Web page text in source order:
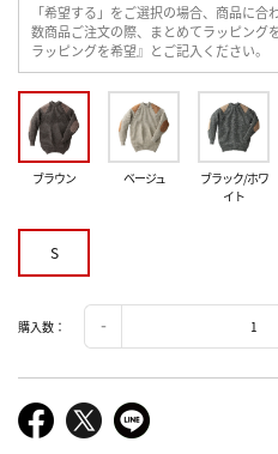
「希望する」をご選択の場合、商品に
数商品ご注文の際、まとめてラッピング
ラッピングを希望』とご記入ください。
ブラウン ベージュ
ブラック/ホワ
イト
S
購入数：